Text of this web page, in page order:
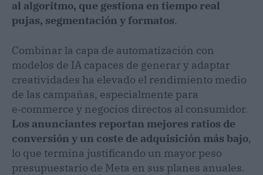
al algoritmo, que gestiona en tiempo real
pujas, segmentación y formatos.
Combinar la capa de automatización con
modelos de IA capaces de generar y adaptar
creatividades ha elevado el rendimiento medio
de las campañas, especialmente para
e‑commerce y negocios directos al consumidor.
Los anunciantes reportan mejores ratios de
conversión y un coste de adquisición más bajo,
lo que termina justificando un mayor peso
presupuestario de Meta en sus planes anuales.